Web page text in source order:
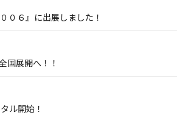
０６』に出展しました！
国展開へ！！
ル開始！